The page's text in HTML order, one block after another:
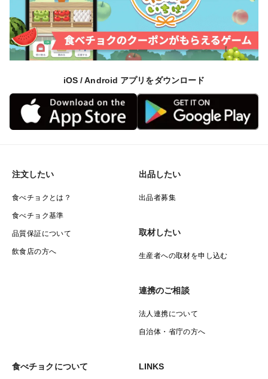
iOS / Android アプリをダウンロード
注文したい
食べチョクとは？
食べチョク基準
品質保証について
飲食店の方へ
出品したい
出品者募集
取材したい
生産者への取材を申し込む
連携のご相談
法人連携について
自治体・省庁の方へ
食べチョクについて LINKS